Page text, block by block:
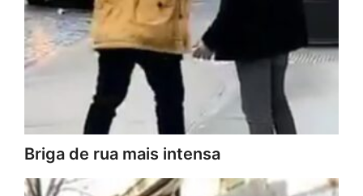
Briga de rua mais intensa